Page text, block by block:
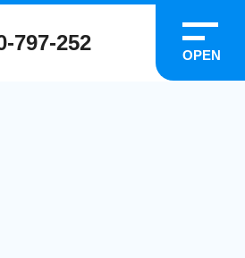
797-252